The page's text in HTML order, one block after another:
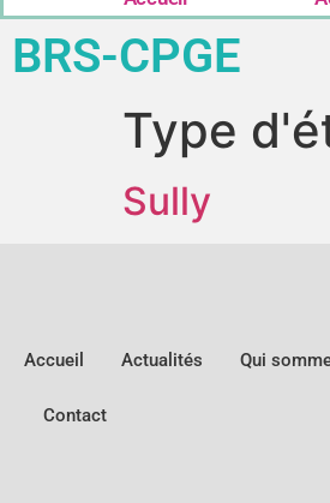
BRS-CPGE
Type
Sully
Accueil Actualités Qui
Contact